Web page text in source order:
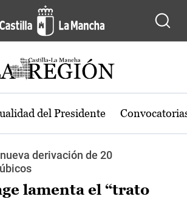
del Presidente
derivación de 20
lamenta el “trato